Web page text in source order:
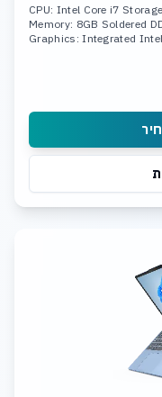
CPU: Intel Core i7
Memory: 8GB Soldered
Graphics: Integrated